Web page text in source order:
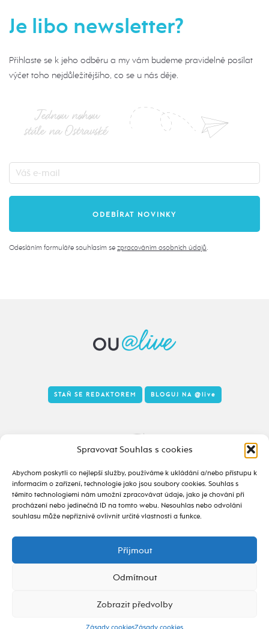
Spravovat Souhlas s cookies
Abychom poskytli co nejlepší služby, používáme k ukládání a/nebo přístupu k
informacím o zařízení, technologie jako jsou soubory cookies. Souhlas s
těmito technologiemi nám umožní zpracovávat údaje, jako je chování při
procházení nebo jedinečná ID na tomto webu. Nesouhlas nebo odvolání
souhlasu může nepříznivě ovlivnit určité vlastnosti a funkce.
Příjmout
Odmítnout
Zobrazit předvolby
Zásady cookiesZásady cookies
Je libo newsletter?
Přihlaste se k jeho odběru a my vám budeme pravidelně posílat
výčet toho nejdůležitějšího, co se u nás děje.
Jednou nohou
stále na Ostravské
Odesláním formuláře souhlasím se zpracováním osobních údajů
Tady to taky žije
alive.osu.cz- ISSN 2695-0022
design od
STAŇ SE REDAKTOREM BLOGUJ NA @live